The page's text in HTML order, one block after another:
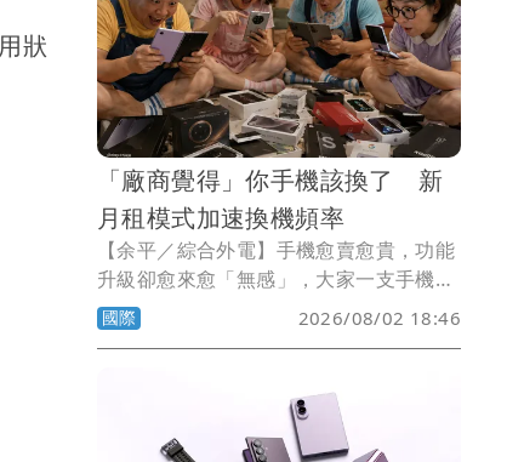
狀
「廠商覺得」你手機該換了 新
月租模式加速換機頻率
【余平／綜合外電】手機愈賣愈貴，功能
升級卻愈來愈「無感」，大家一支手機用
上3、4年才換，讓蘋果、三星開始傷腦
筋。手機品牌祭出新招，不一定要你直接
定期把舊機交回，再換上最新款。
國際 2026/08/02 18:46